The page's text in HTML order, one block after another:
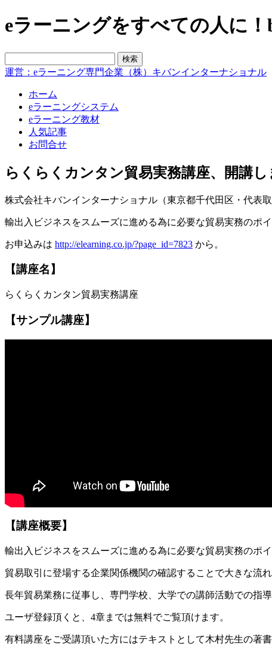
eラーニングをすべての人に
運営：eラーニング専門企業（株）キバンインターナショナル
ホーム
eラーニングシステム
eラーニング教材
人気記事
お問合せ
らくらくカンタン貿易実務講座、開講し
株式会社キバンインターナショナル（東京都千代田区・代表
輸出入ビジネスをスムーズに進める為に必要な貿易実務のポ
お申込みは http://elearning.co.jp/?page_id=7823 から。
【講座名】
らくらくカンタン貿易実務講座
【サンプル講座】
【講座概要】
輸出入ビジネスをスムーズに進める為に必要な貿易実務のポ
貿易取引に登場する企業関係機関の確認することで大きな流
長年貿易業務に従事し、専門学校、大学での講師活動での指
ユーザ登録頂くと、4章までは無料でご覧頂けます。
有料講座をご受講頂いた方にはテキストとして木村先生の著